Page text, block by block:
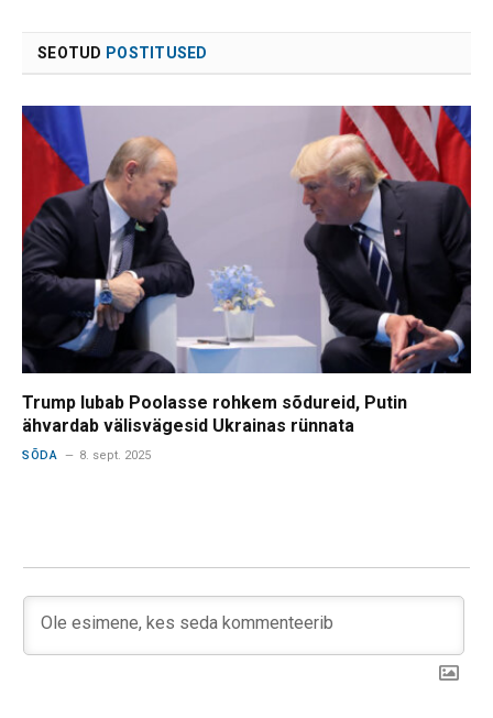
SEOTUD POSTITUSED
Trump lubab Poolasse rohkem sõdureid, Putin
ähvardab välisvägesid Ukrainas rünnata
SÕDA 8. sept. 2025